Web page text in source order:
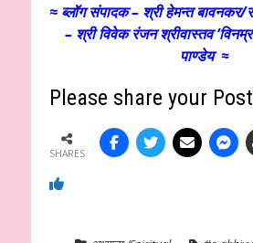
≈ ब्लॉग संपादक – श्री हेमन्त बावनकर/
– श्री विवेक रंजन श्रीवास्तव
पाण्डेय ≈
Please share your
SHARES